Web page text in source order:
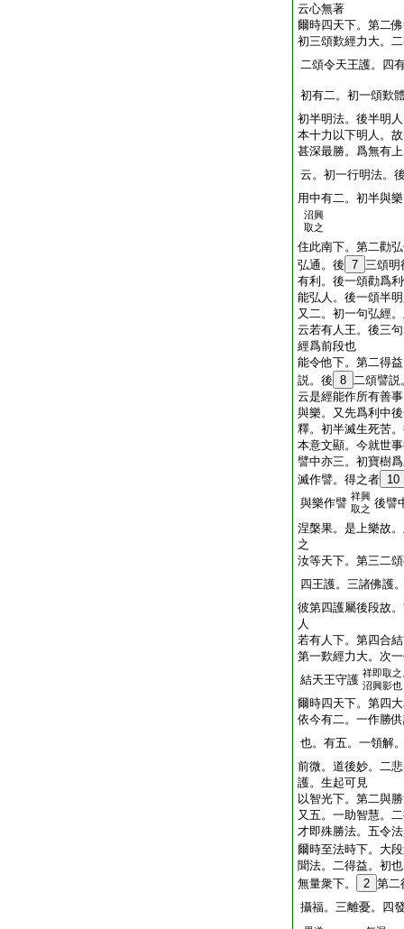
云心無著
爾時四天下。第二
初三頌歎經力大。
二頌令天王護。四
初有二。初一頌歎
初半明法。後半明
本十力以下明人。
甚深最勝。爲無有
云。初一行明法。
用中有二。初半與
沼興
取之
住此南下。第二勸
弘通。後 7 三頌明
有利。後一頌勸爲
能弘人。後一頌半
又二。初一句弘經
云若有人王。後三
經爲前段也
能令他下。第二得
説。後 8 二頌譬説
云是經能作所有善
與樂。又先爲利中
釋。初半滅生死苦
本意文顯。今就世
譬中亦三。初寶樹
滅作譬。得之者 10
與樂作譬 祥興
取之 後譬
涅槃果。是上樂故
之
汝等天下。第三二
四王護。三諸佛護
彼第四護屬後段故
人
若有人下。第四合
第一歎經力大。次
結天王守護 祥即取之
沼興影也
爾時四天下。第四
依今有二。一作勝
也。有五。一領解
前微。道後妙。二
護。生起可見
以智光下。第二與
又五。一助智慧。
才即殊勝法。五令
爾時至法時下。大
聞法。二得益。初也
無量衆下。
2 第二
攝福。三離憂。四